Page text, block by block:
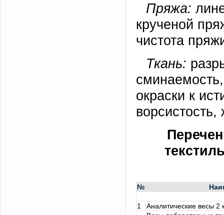
Пряжа:
крученой
чистота
Ткань:
окраски к
ворсистость,
№
1
Аналитические весы 2